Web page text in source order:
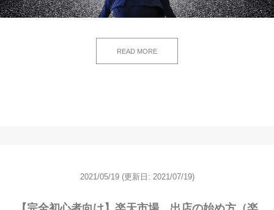
READ MORE
2021/05/19 (更新日: 2021/07/19)